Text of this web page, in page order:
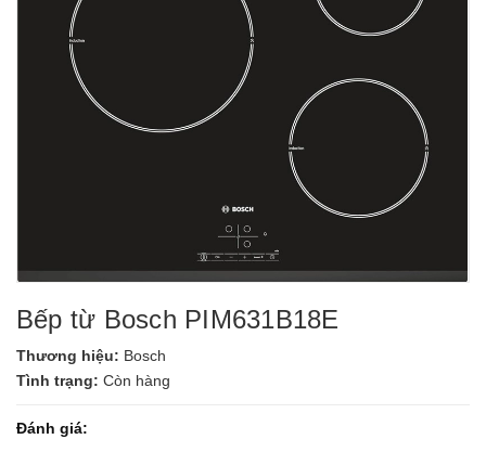
Bếp từ Bosch PIM631B18E
Thương hiệu: Bosch
Tình trạng: Còn hàng
Đánh giá: